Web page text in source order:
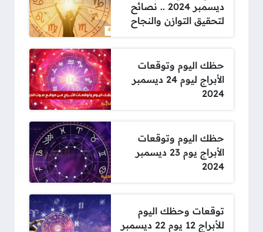
ديسمبر 2024 .. نصائح
لتحقيق التوازن والنجاح
حظك اليوم وتوقعات
الأبراج ليوم 24 ديسمبر
2024
حظك اليوم وتوقعات
الأبراج يوم 23 ديسمبر
2024
توقعات وحظك اليوم
للأبراج 12 يوم 22 ديسمبر